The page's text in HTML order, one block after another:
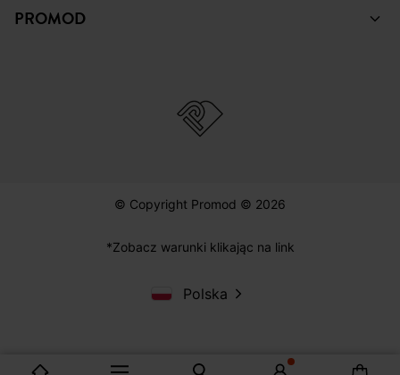
PROMOD
© Copyright Promod © 2026
*Zobacz warunki klikając na link
Polska